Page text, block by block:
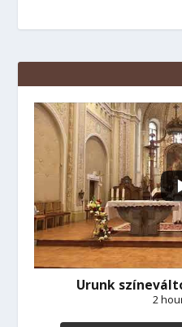
Urunk
2